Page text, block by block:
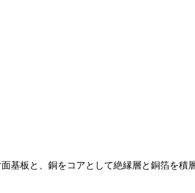
基板と、銅をコアとして絶縁層と銅箔を積